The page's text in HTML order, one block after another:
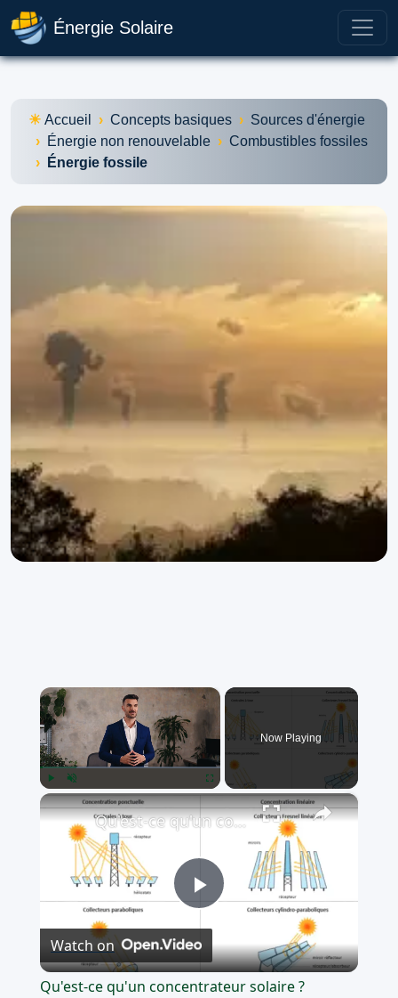
Énergie Solaire
Accueil Concepts basiques
Sources d'énergie
Énergie non renouvelable
Combustibles fossiles
Énergie fossile
×
Play Unmute Fullscreen
Now Playing
×
Play
Video
Qu'est-ce qu'un concentrateur solaire ?
Watch on
Qu'est-ce qu'un concentrateur solaire ?